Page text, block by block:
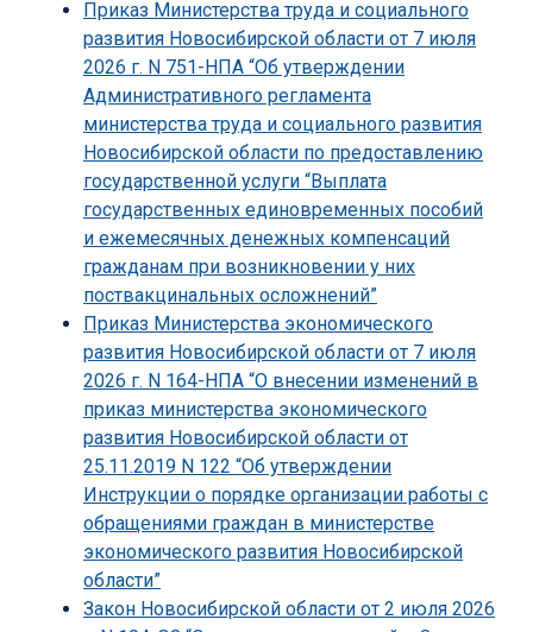
Приказ Министерства труда и социального
развития Новосибирской области от 7 июля
2026 г. N 751-НПА “Об утверждении
Административного регламента
министерства труда и социального развития
Новосибирской области по предоставлению
государственной услуги “Выплата
государственных единовременных пособий
и ежемесячных денежных компенсаций
гражданам при возникновении у них
поствакцинальных осложнений”
Приказ Министерства экономического
развития Новосибирской области от 7 июля
2026 г. N 164-НПА “О внесении изменений в
приказ министерства экономического
развития Новосибирской области от
25.11.2019 N 122 “Об утверждении
Инструкции о порядке организации работы с
обращениями граждан в министерстве
экономического развития Новосибирской
области”
Закон Новосибирской области от 2 июля 2026